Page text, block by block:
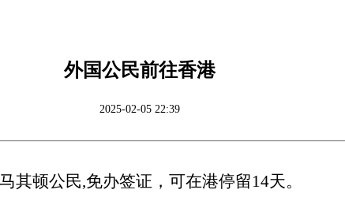
外国公民前往香港
2025-02-05 22:39
其顿公民,免办签证，可在港停留14天。